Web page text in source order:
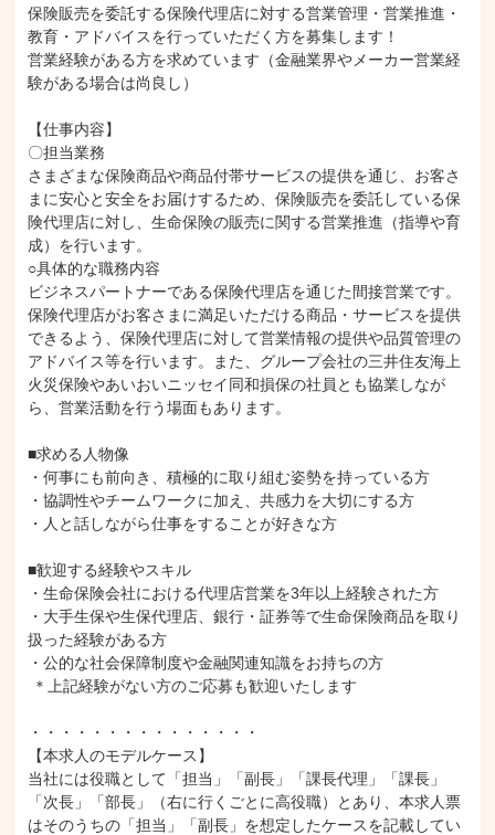
保険販売を委託する保険代理店に対する営業管理・営業推進・
教育・アドバイスを行っていただく方を募集します！
営業経験がある方を求めています（金融業界やメーカー営業経
験がある場合は尚良し）
【仕事内容】
〇担当業務
さまざまな保険商品や商品付帯サービスの提供を通じ、お客さ
まに安心と安全をお届けするため、保険販売を委託している保
険代理店に対し、生命保険の販売に関する営業推進（指導や育
成）を行います。
○具体的な職務内容
ビジネスパートナーである保険代理店を通じた間接営業です。
保険代理店がお客さまに満足いただける商品・サービスを提供
できるよう、保険代理店に対して営業情報の提供や品質管理の
アドバイス等を行います。また、グループ会社の三井住友海上
火災保険やあいおいニッセイ同和損保の社員とも協業しなが
ら、営業活動を行う場面もあります。
■求める人物像
・何事にも前向き、積極的に取り組む姿勢を持っている方
・協調性やチームワークに加え、共感力を大切にする方
・人と話しながら仕事をすることが好きな方
■歓迎する経験やスキル
・生命保険会社における代理店営業を3年以上経験された方
・大手生保や生保代理店、銀行・証券等で生命保険商品を取り
扱った経験がある方
・公的な社会保障制度や金融関連知識をお持ちの方
・・・・・・・・・・・・・・・
【本求人のモデルケース】
当社には役職として「担当」「副長」「課長代理」「課長」
「次長」「部長」（右に行くごとに高役職）とあり、本求人票
はそのうちの「担当」「副長」を想定したケースを記載してい